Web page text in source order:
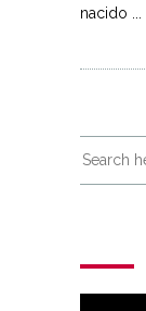
nacido ...